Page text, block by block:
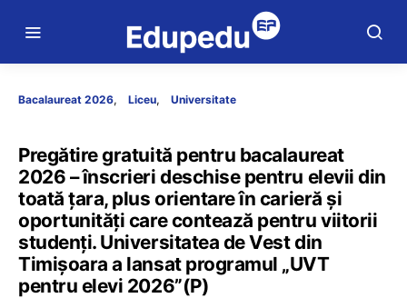
Bacalaureat 2026 Liceu Universitate
Pregătire gratuită pentru bacalaureat
2026 – înscrieri deschise pentru elevii din
toată țara, plus orientare în carieră și
oportunități care contează pentru viitorii
studenți. Universitatea de Vest din
Timișoara a lansat programul „UVT
pentru elevi 2026”(P)